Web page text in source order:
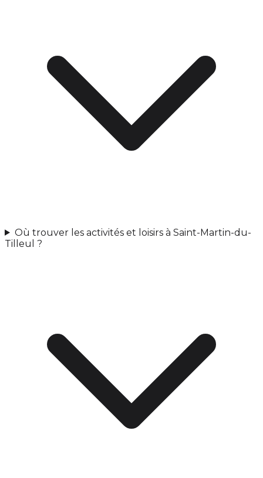
Où trouver les activités et loisirs à Saint-Martin-du-
Tilleul ?